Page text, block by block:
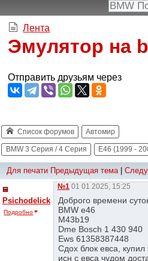
Лента
Эмулятор на
Отправить друзьям через
Список форумов Автомир
BMW 3 Серия / 4 Серия E46 (1999 -
Для печати Предыдущая тема|
Psichodelick
Подробно
№1 01 01 2025, 15:25
Доброго времени
BMW e46
M43b19
Dme Bosch 1 430 940
Ews 61358387448
Сдох блок евса,
исн с евса чудом